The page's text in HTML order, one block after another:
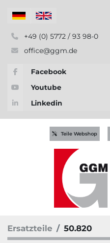
+49 (0) 5772 / 93 98-0
office@ggm.de
Facebook
Youtube
Linkedin
Teile Webshop
Ersatzteile 50.820